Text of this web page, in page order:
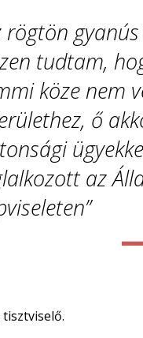
rögtön
tudtam,
köze nem
ő
az